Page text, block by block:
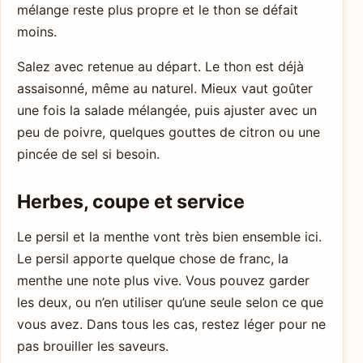
mélange reste plus propre et le thon se défait
moins.
Salez avec retenue au départ. Le thon est déjà
assaisonné, même au naturel. Mieux vaut goûter
une fois la salade mélangée, puis ajuster avec un
peu de poivre, quelques gouttes de citron ou une
pincée de sel si besoin.
Herbes, coupe et service
Le persil et la menthe vont très bien ensemble ici.
Le persil apporte quelque chose de franc, la
menthe une note plus vive. Vous pouvez garder
les deux, ou n’en utiliser qu’une seule selon ce que
vous avez. Dans tous les cas, restez léger pour ne
pas brouiller les saveurs.